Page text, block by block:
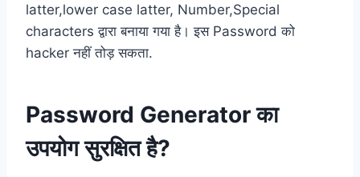
latter,lower case latter, Number,Special
characters द्वारा बनाया गया है। इस Password को
hacker नहीं तोड़ सकता.
Password Generator का
उपयोग सुरक्षित है?